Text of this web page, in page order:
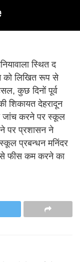
स्थित द
को लिखित रूप से
कुछ दिनों पूर्व
शिकायत देहरादून
जांच करने पर स्कूल
पर प्रशासन ने
प्रबन्धन मनिंदर
से फीस कम करने का